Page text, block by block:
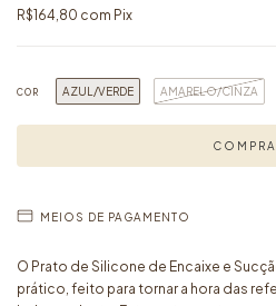
R$164,80 com Pix
COR AZUL/VERDE AMARELO/CINZA
MEIOS DE PAGAMENTO
O Prato de Silicone de Encaixe e
prático, feito para tornar a hora das